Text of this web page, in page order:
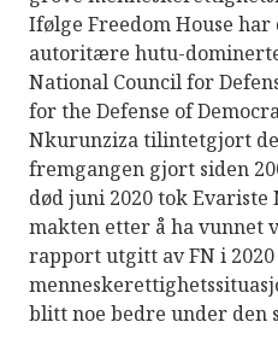
Ifølge Freedom House
autoritære hutu-
National Council for
for the Defense of
Nkurunziza tilintetgjort
fremgangen gjort siden
død juni 2020 tok
makten etter å ha vunnet
rapport utgitt av FN i
blitt noe bedre under den